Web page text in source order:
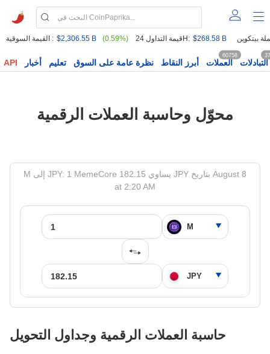
القيمة السوقية : $2,306.55 B (0.59%) قيمة التداول 24H: $268.58 B
API أخبار تعليم نظرة عامة على السوق أبرز النقاط العملات
60758
التبادلات
محوّل وحاسبة العملات الرقمية
M إلى JPY: 1 MemeCore يساوي 182.15 JPY بتاريخ August 8
at 2:20 AM
حاسبة العملات الرقمية وجداول التحويل